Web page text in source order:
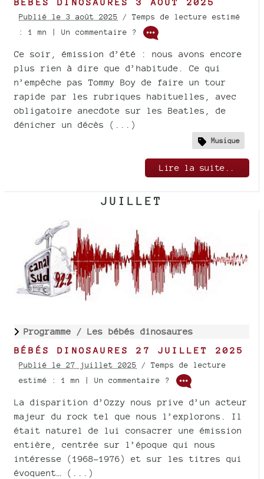
BÉBÉS DINOSAURES 3 AOÛT 2025
Publié le 3 août 2025 / Temps de lecture estimé
: 1 mn | Un commentaire ?
Ce soir, émission d’été : nous avons encore
plus rien à dire que d’habitude. Ce qui
n’empêche pas Tommy Boy de faire un tour
rapide par les rubriques habituelles, avec
obligatoire anecdote sur les Beatles, de
dénicher un décès (...)
Musique
Lire la suite..
JUILLET
Programme / Les bébés dinosaures
BÉBÉS DINOSAURES 27 JUILLET 2025
Publié le 27 juillet 2025 / Temps de lecture
estimé : 1 mn | Un commentaire ?
La disparition d’Ozzy nous prive d’un acteur
majeur du rock tel que nous l’explorons. Il
était naturel de lui consacrer une émission
entière, centrée sur l’époque qui nous
intéresse (1968-1976) et sur les titres qui
évoquent… (...)